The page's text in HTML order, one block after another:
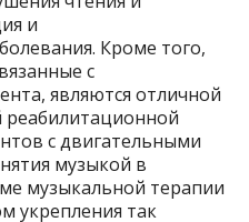
и
Кроме того,
с
являются отличной
с двигательными
музыкой в
музыкальной терапии
укрепления так